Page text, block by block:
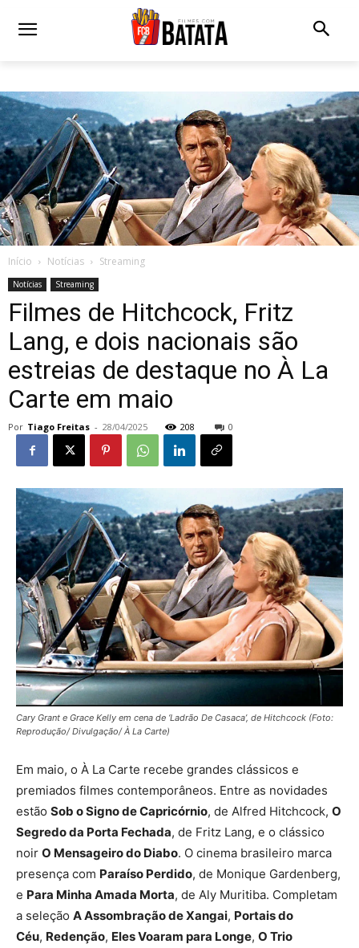
Início Notícias Streaming
Notícias Streaming
Filmes de Hitchcock, Fritz
Lang, e dois nacionais são
estreias de destaque no À La
Carte em maio
Por Tiago Freitas - 28/04/2025 208 0
Cary Grant e Grace Kelly em cena de ‘Ladrão De Casaca’, de Hitchcock (Foto:
Reprodução/ Divulgação/ À La Carte)
Em maio, o À La Carte recebe grandes clássicos e
premiados filmes contemporâneos. Entre as novidades
estão Sob o Signo de Capricórnio, de Alfred Hitchcock, O
Segredo da Porta Fechada, de Fritz Lang, e o clássico
noir O Mensageiro do Diabo. O cinema brasileiro marca
presença com Paraíso Perdido, de Monique Gardenberg,
e Para Minha Amada Morta, de Aly Muritiba. Completam
a seleção A Assombração de Xangai, Portais do
Céu, Redenção, Eles Voaram para Longe, O Trio